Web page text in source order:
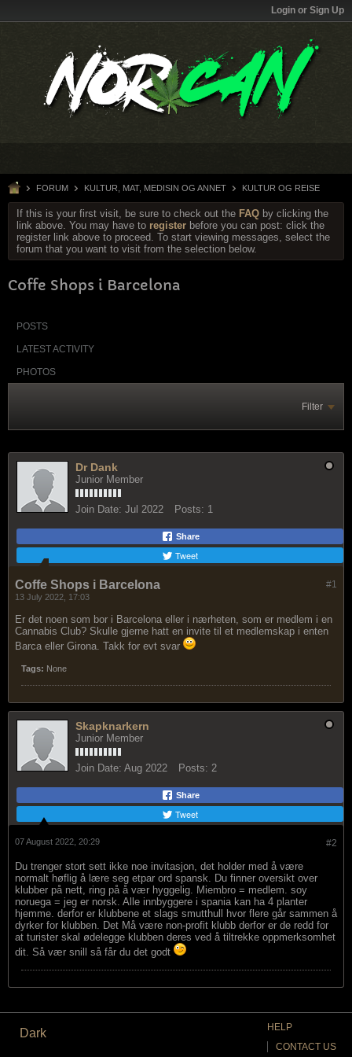
Login or Sign Up
FORUM KULTUR, MAT, MEDISIN OG ANNET KULTUR OG REISE
If this is your first visit, be sure to check out the FAQ by clicking the
link above. You may have to register before you can post: click the
register link above to proceed. To start viewing messages, select the
forum that you want to visit from the selection below.
Coffe Shops i Barcelona
POSTS
LATEST ACTIVITY
PHOTOS
Filter
Dr Dank
Junior Member
Join Date: Jul 2022 Posts: 1
Share
Tweet
#1
Coffe Shops i Barcelona
13 July 2022, 17:03
Er det noen som bor i Barcelona eller i nærheten, som er medlem i en
Cannabis Club? Skulle gjerne hatt en invite til et medlemskap i enten
Barca eller Girona. Takk for evt svar
Tags: None
Skapknarkern
Junior Member
Join Date: Aug 2022 Posts: 2
Share
Tweet
#2
07 August 2022, 20:29
Du trenger stort sett ikke noe invitasjon, det holder med å være
normalt høflig å lære seg etpar ord spansk. Du finner oversikt over
klubber på nett, ring på å vær hyggelig. Miembro = medlem. soy
noruega = jeg er norsk. Alle innbyggere i spania kan ha 4 planter
hjemme. derfor er klubbene et slags smutthull hvor flere går sammen å
dyrker for klubben. Det Må være non-profit klubb derfor er de redd for
at turister skal ødelegge klubben deres ved å tiltrekke oppmerksomhet
dit. Så vær snill så får du det godt
Dark
HELP
CONTACT US